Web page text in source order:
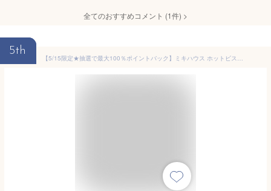
全てのおすすめコメント (1件) >
5th
【5/15限定★抽選で最大100％ポイントバック】ミキハウス ホットビスケッツ ファーストシューズ ベビーサンダル メッシュ ベビーシューズ ダブルラッセル 夏用 赤ちゃん 靴 11.5 12 12.5 13 13.5cm 出産祝い ギフト 男の子 女の子 箱付き